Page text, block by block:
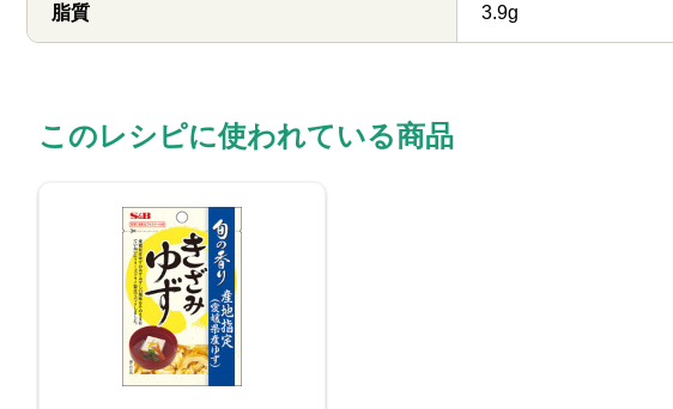
脂質 3.9g
このレシピに使われている商品